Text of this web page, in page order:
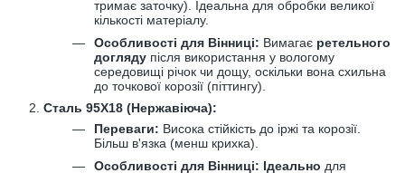
тримає заточку). Ідеальна для обробки великої
кількості матеріалу.
Особливості для Вінниці: Вимагає ретельного
догляду після використання у вологому
середовищі річок чи дощу, оскільки вона схильна
до точкової корозії (піттингу).
Сталь 95Х18 (Нержавіюча):
Переваги: Висока стійкість до іржі та корозії.
Більш в'язка (менш крихка).
Особливості для Вінниці: Ідеально для